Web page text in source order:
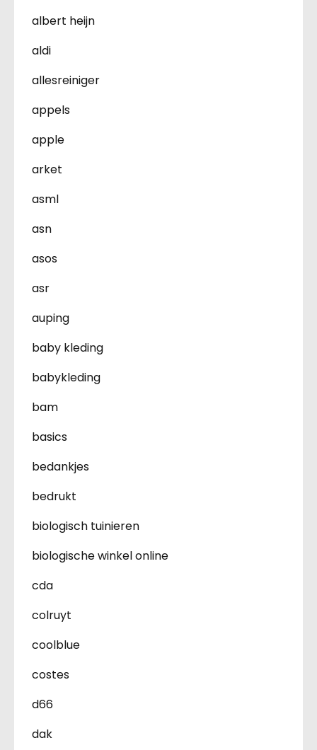
albert heijn
aldi
allesreiniger
appels
apple
arket
asml
asn
asos
asr
auping
baby kleding
babykleding
bam
basics
bedankjes
bedrukt
biologisch tuinieren
biologische winkel online
cda
colruyt
coolblue
costes
d66
dak